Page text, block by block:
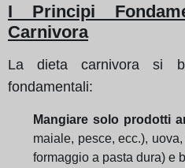
I Principi
Carnivora
La dieta carnivora si
fondamentali:
Mangiare solo prodotti
maiale, pesce, ecc.),
formaggio a pasta dura) e